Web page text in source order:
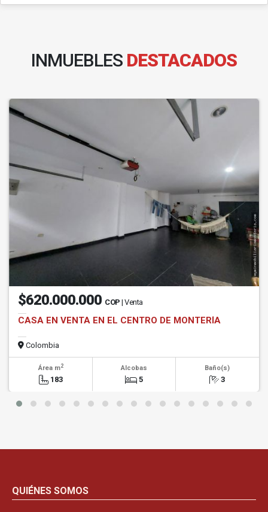
INMUEBLES DESTACADOS
$620.000.000 COP | Venta
CASA EN VENTA EN EL CENTRO DE MONTERÍA
Colombia
Área m2
183
Alcobas
5
Baño(s)
3
QUIÉNES SOMOS